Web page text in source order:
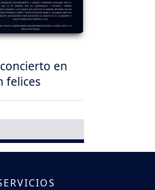
en
felices